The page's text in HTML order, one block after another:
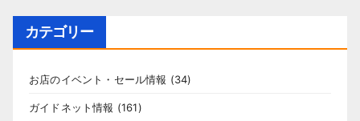
カテゴリー
お店のイベント・セール情報 (34)
ガイドネット情報 (161)